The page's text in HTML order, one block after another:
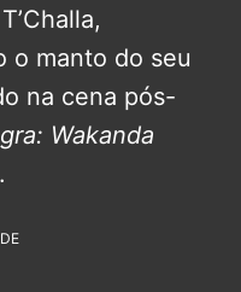
o manto do seu
na cena pós-
Wakanda